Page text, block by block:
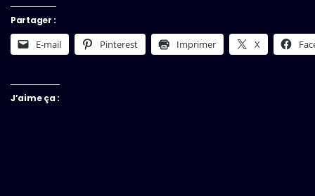
Partager :
E-mail Pinterest Imprimer X
J’aime ça :